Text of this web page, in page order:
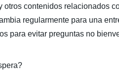
otros contenidos
regularmente para una
para evitar preguntas no